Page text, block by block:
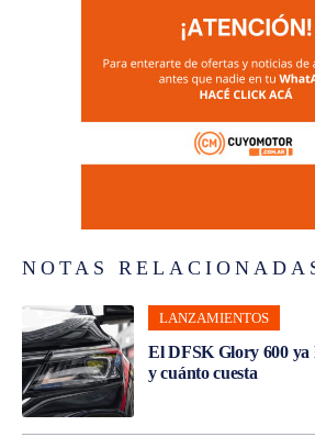
NOTAS
LANZAMIENTOS
El DFSK Glory 600 ya
y cuánto cuesta